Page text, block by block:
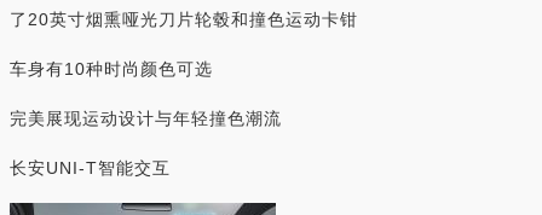
了20英寸烟熏哑光刀片轮毂和撞色运动卡钳
车身有10种时尚颜色可选
完美展现运动设计与年轻撞色潮流
长安UNI-T智能交互